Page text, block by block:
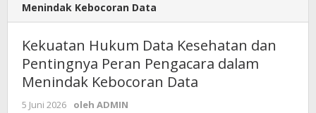
Menindak Kebocoran Data
Kekuatan Hukum Data Kesehatan dan
Pentingnya Peran Pengacara dalam
Menindak Kebocoran Data
5 Juni 2026 oleh ADMIN